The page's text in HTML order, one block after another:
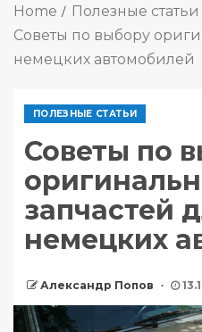
Home
Полезные статьи
Советы по выбору
немецких автомобилей
ПОЛЕЗНЫЕ СТАТЬИ
Советы по
запчастей
немецких
Александр Попов